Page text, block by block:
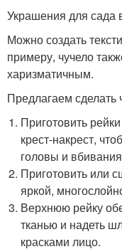
Украшения для сада
Можно создать
примеру, чучело
харизматичным.
Предлагаем сделать
Приготовить
крест-накрест,
головы и
Приготовить или
яркой,
Верхнюю рейку
тканью и надеть
красками лицо.